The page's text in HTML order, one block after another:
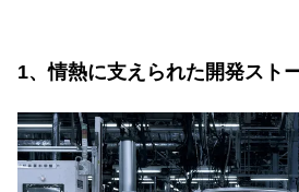
1、情熱に支えられた開発スト